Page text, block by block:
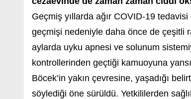
Geçmiş yıllarda ağır COVID-19
geçmişi nedeniyle daha önce de çeşitli
aylarda uyku apnesi ve solunum
kontrollerinden geçtiği kamuoyuna
Böcek’in yakın çevresine, yaşadığı
söylediği öne sürüldü. Yetkililerden